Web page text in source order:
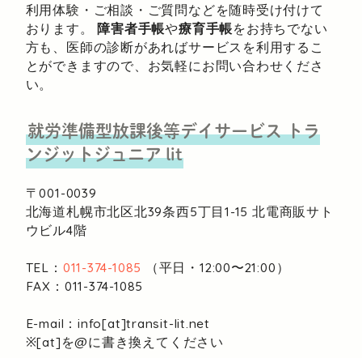
利用体験・ご相談・ご質問などを随時受け付けて
おります。障害者手帳や療育手帳をお持ちでない
方も、医師の診断があればサービスを利用するこ
とができますので、お気軽にお問い合わせくださ
い。
就労準備型放課後等デイサービストラ
ンジットジュニア lit
〒001-0039
北海道札幌市北区北39条西5丁目1-15 北電商販サト
ウビル4階
TEL： 011-374-1085
（平日・12:00〜21:00）
FAX：011-374-1085
E-mail：info[at]transit-lit.net
※[at]を@に書き換えてください